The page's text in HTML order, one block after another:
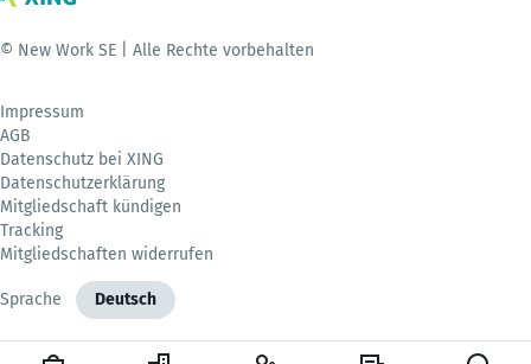
© New Work SE | Alle Rechte vorbehalten
Impressum
AGB
Datenschutz bei XING
Datenschutzerklärung
Mitgliedschaft kündigen
Tracking
Mitgliedschaften widerrufen
Sprache Deutsch